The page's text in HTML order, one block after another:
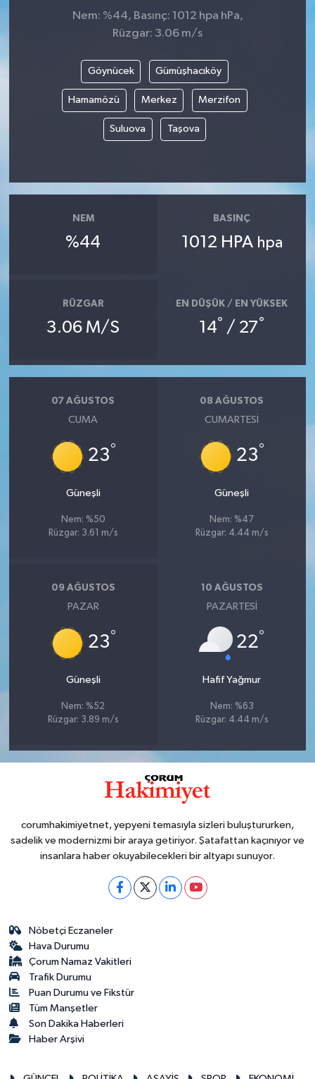
Nem: %44, Basınç: 1012 hpa hPa,
Rüzgar: 3.06 m/s
Göynücek Gümüşhacıköy
Hamamözü Merkez Merzifon
Suluova Taşova
NEM
%44
BASINÇ
1012 HPA hpa
RÜZGAR
3.06 M/S
EN DÜŞÜK / EN YÜKSEK
14° / 27°
07 AĞUSTOS
CUMA
23°
Güneşli
Nem: %50
Rüzgar: 3.61 m/s
08 AĞUSTOS
CUMARTESI
23°
Güneşli
Nem: %47
Rüzgar: 4.44 m/s
09 AĞUSTOS
PAZAR
23°
Güneşli
Nem: %52
Rüzgar: 3.89 m/s
10 AĞUSTOS
PAZARTESI
22°
Hafif Yağmur
Nem: %63
Rüzgar: 4.44 m/s
corumhakimiyetnet, yepyeni temasıyla sizleri buluştururken,
sadelik ve modernizmi bir araya getiriyor. Şatafattan kaçınıyor ve
insanlara haber okuyabilecekleri bir altyapı sunuyor.
Nöbetçi Eczaneler
Hava Durumu
Çorum Namaz Vakitleri
Trafik Durumu
Puan Durumu ve Fikstür
Tüm Manşetler
Son Dakika Haberleri
Haber Arşivi